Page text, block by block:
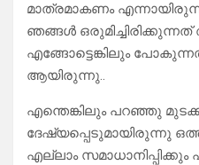
മാത്രമാകണം
ഞങ്ങൾ
എങ്ങോട്ടെങ്കിലും
ആയിരുന്നു..
എന്തെങ്കിലും പറഞ്ഞു
ദേഷ്യപ്പെടുമായിരുന്നു
എല്ലാം